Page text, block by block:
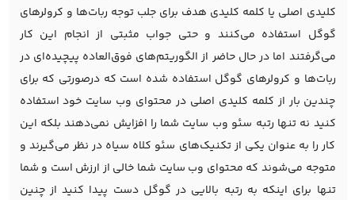
کلیدی اصلی یا کلمه کلیدی هدف برای جلب توجه ربات‌ها و کرولرهای
گوگل استفاده می‌کنند و حتی جواب مثبتی از انجام این کار
می‌گرفتند اما در حال حاضر از الگوریتم‌های فوق‌العاده پیچیده‌ای در
ربات‌ها و کرولرهای گوگل استفاده شده است که درصورتی که برای
چندین بار از کلمه کلیدی اصلی در محتوای وب سایت خود استفاده
کنید نه تنها رتبه سئو وب سایت شما را افزایش نمی‌دهند بلکه این
کار را به عنوان یکی از تکنیک‌های سئو کلاه سیاه در نظر می‌گیرند و
متوجه می‌شوند که محتوای وب سایت شما خالی از ارزش است و شما
تنها برای اینکه به رتبه بالایی در گوگل دست پیدا کنید از چنین